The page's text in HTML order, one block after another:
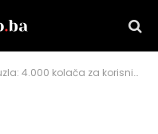
za korisnike Narodne kuhinje